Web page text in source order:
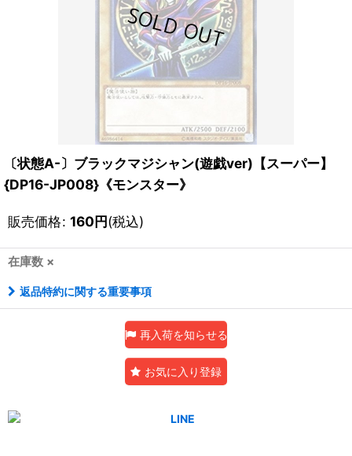
〔状態A-〕ブラックマジシャン(遊戯ver)【スーパー】
{DP16-JP008}《モンスター》
販売価格: 160円(税込)
在庫数 ×
返品特約に関する重要事項
再入荷を知らせる
お気に入り登録